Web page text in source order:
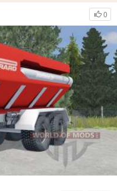
0